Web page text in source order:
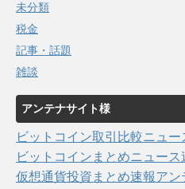
未分類
税金
記事・話題
雑談
アンテナサイト様
ビットコイン取引比較ニュ
ビットコインまとめニュー
仮想通貨投資まとめ速報アン